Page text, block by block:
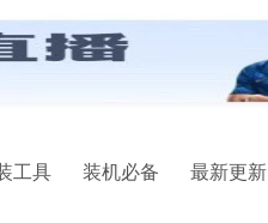
工具 装机必备 最新更新